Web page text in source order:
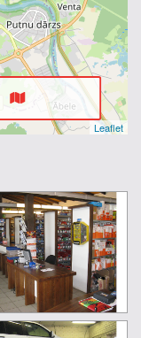
Leaflet